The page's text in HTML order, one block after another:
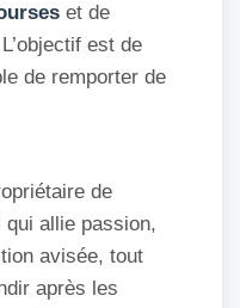
et de
est de
de remporter de
de
qui allie passion,
avisée, tout
après les